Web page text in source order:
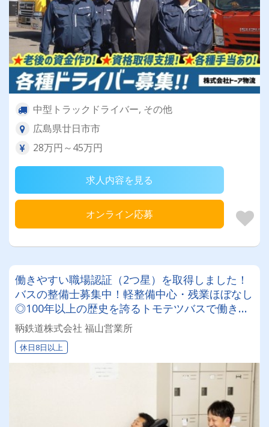
中型トラックドライバー, その他
広島県廿日市市
28万円～45万円
求人内容を見る
オンライン応募
働きやすい職場認証（2つ星）を取得しました！
バスの整備士募集中！軽整備中心・残業ほぼなし
◎100年以上の歴史を誇るトモテツバスで働きま
せんか？
鞆鉄道株式会社 福山営業所
休日8日以上